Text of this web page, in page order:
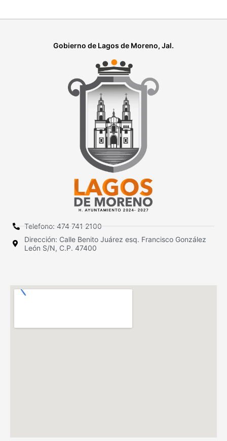
Gobierno de Lagos de Moreno, Jal.
Telefono: 474 741 2100
Dirección: Calle Benito Juárez esq. Francisco González
León S/N, C.P. 47400